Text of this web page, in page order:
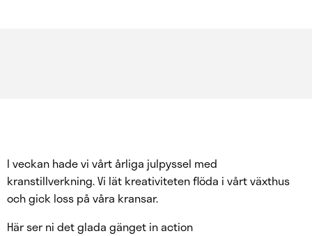
I veckan hade vi vårt årliga julpyssel med
kranstillverkning. Vi lät kreativiteten flöda i vårt växthus
och gick loss på våra kransar.
Här ser ni det glada gänget in action